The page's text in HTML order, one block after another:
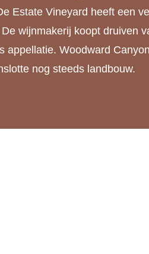
Estate Vineyard heeft een
wijnmakerij koopt druiven
appellatie. Woodward
nog steeds landbouw.